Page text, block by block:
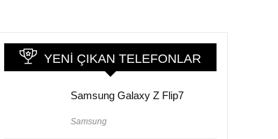
YENI ÇIKAN TELEFONLAR
Samsung Galaxy Z Flip7
Samsung